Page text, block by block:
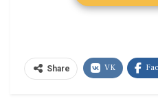
Share VK